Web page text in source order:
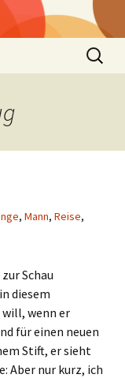
Suchen
nach:
, Mann, Reise,
Schau
diesem
wenn er
für einen neuen
Stift, er sieht
Aber nur kurz, ich